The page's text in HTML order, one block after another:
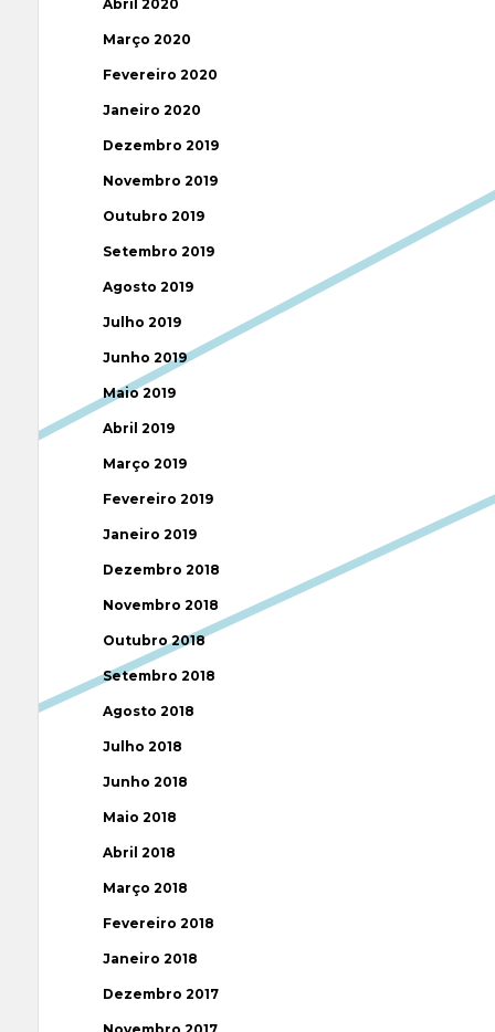
Abril 2020
Março 2020
Fevereiro 2020
Janeiro 2020
Dezembro 2019
Novembro 2019
Outubro 2019
Setembro 2019
Agosto 2019
Julho 2019
Junho 2019
Maio 2019
Abril 2019
Março 2019
Fevereiro 2019
Janeiro 2019
Dezembro 2018
Novembro 2018
Outubro 2018
Setembro 2018
Agosto 2018
Julho 2018
Junho 2018
Maio 2018
Abril 2018
Março 2018
Fevereiro 2018
Janeiro 2018
Dezembro 2017